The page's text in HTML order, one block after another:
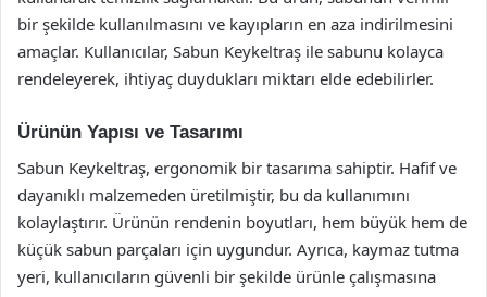
bir şekilde kullanılmasını ve kayıpların en aza indirilmesini
amaçlar. Kullanıcılar, Sabun Keykeltraş ile sabunu kolayca
rendeleyerek, ihtiyaç duydukları miktarı elde edebilirler.
Ürünün Yapısı ve Tasarımı
Sabun Keykeltraş, ergonomik bir tasarıma sahiptir. Hafif ve
dayanıklı malzemeden üretilmiştir, bu da kullanımını
kolaylaştırır. Ürünün rendenin boyutları, hem büyük hem de
küçük sabun parçaları için uygundur. Ayrıca, kaymaz tutma
yeri, kullanıcıların güvenli bir şekilde ürünle çalışmasına